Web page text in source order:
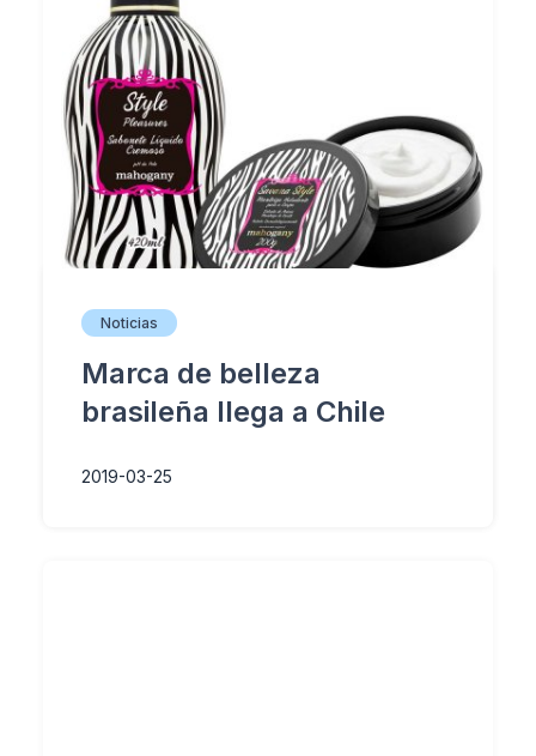
Noticias
Marca de belleza
brasileña llega a Chile
2019-03-25